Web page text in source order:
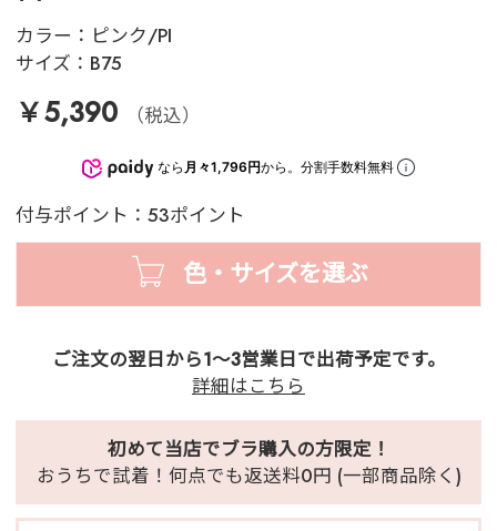
カラー： ピンク/PI
サイズ： B75
￥5,390 （税込）
なら 月々1,796円から。分割手数料無料
付与ポイント：53ポイント
色・サイズを選ぶ
ご注文の翌日から1～3営業日で出荷予定です。
詳細はこちら
初めて当店でブラ購入の方限定！
おうちで試着！何点でも返送料0円 (一部商品除く)